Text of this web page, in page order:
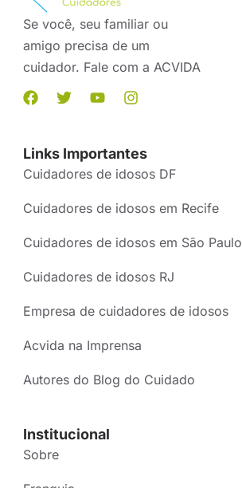
Se você, seu familiar ou
amigo precisa de um
cuidador. Fale com a ACVIDA
Links Importantes
Cuidadores de idosos DF
Cuidadores de idosos em Recife
Cuidadores de idosos em São Paulo
Cuidadores de idosos RJ
Empresa de cuidadores de idosos
Acvida na Imprensa
Autores do Blog do Cuidado
Institucional
Sobre